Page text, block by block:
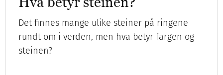
Det finnes mange ulike steiner på ringene
rundt om i verden, men hva betyr fargen og
steinen?